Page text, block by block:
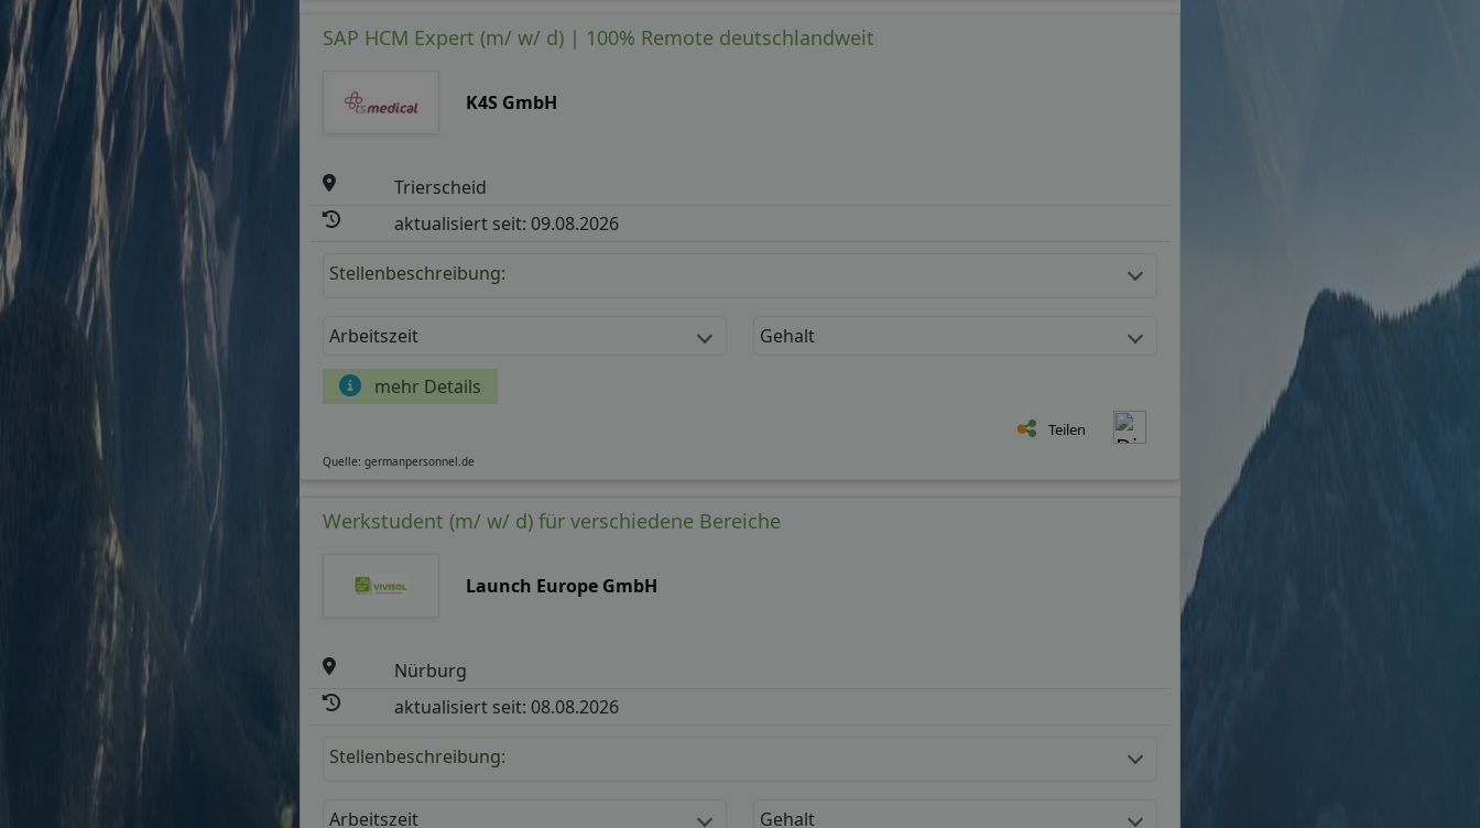
SAP HCM Expert (m/ w/ d) | 100% Remote deutschlandweit
K4S GmbH
Trierscheid
aktualisiert seit: 09.08.2026
Stellenbeschreibung:
Arbeitszeit Gehalt
mehr Details
Teilen
Quelle: germanpersonnel.de
Werkstudent (m/ w/ d) für verschiedene Bereiche
Launch Europe GmbH
Nürburg
aktualisiert seit: 08.08.2026
Stellenbeschreibung:
Arbeitszeit Gehalt